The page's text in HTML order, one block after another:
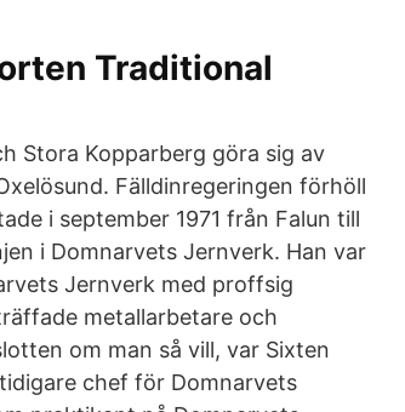
Traditional
Stora Kopparberg göra sig av
Fälldinregeringen förhöll
i september 1971 från Falun till
i Domnarvets Jernverk. Han var
Jernverk med proffsig
metallarbetare och
om man så vill, var Sixten
chef för Domnarvets